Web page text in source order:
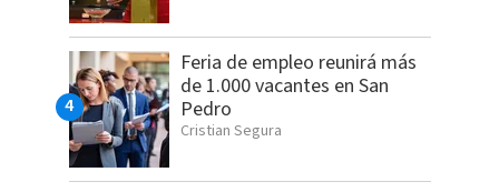
Feria de empleo reunirá más
de 1.000 vacantes en San
Pedro
Cristian Segura